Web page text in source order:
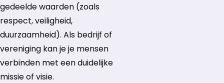
gedeelde waarden (zoals
respect, veiligheid,
duurzaamheid). Als bedrijf of
vereniging kan je je mensen
verbinden met een duidelijke
missie of visie.